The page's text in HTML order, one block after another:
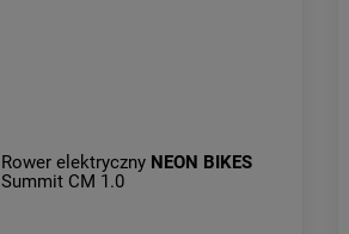
Rower elektryczny NEON BIKES
Summit CM 1.0